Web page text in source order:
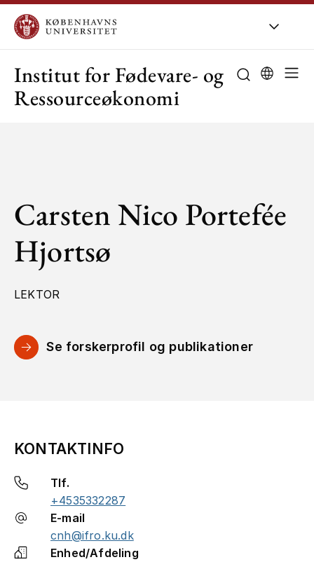
Institut for Fødevare- og
Ressourceøkonomi
Carsten Nico Portefée
Hjortsø
LEKTOR
Se forskerprofil og publikationer
KONTAKTINFO
Tlf.
+4535332287
E-mail
cnh@ifro.ku.dk
Enhed/Afdeling
Om KU